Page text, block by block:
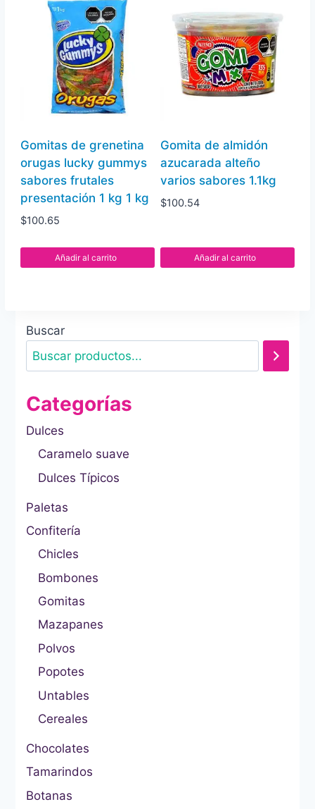
Gomitas de grenetina
orugas lucky gummys
sabores frutales
presentación 1 kg 1 kg
$100.65
Añadir al carrito
Gomita de almidón
azucarada alteño
varios sabores 1.1kg
$100.54
Añadir al carrito
Buscar
Categorías
Dulces
Caramelo suave
Dulces Típicos
Paletas
Confitería
Chicles
Bombones
Gomitas
Mazapanes
Polvos
Popotes
Untables
Cereales
Chocolates
Tamarindos
Botanas